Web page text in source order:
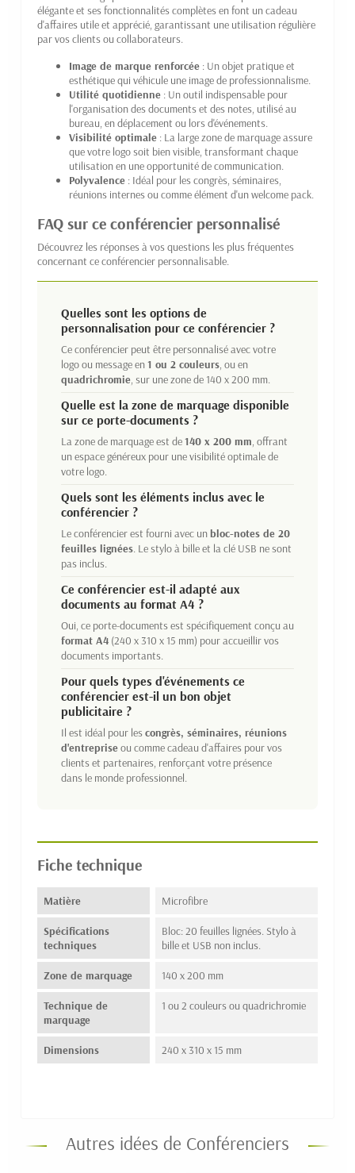
élégante et ses fonctionnalités complètes en font un cadeau
d'affaires utile et apprécié, garantissant une utilisation régulière
par vos clients ou collaborateurs.
Image de marque renforcée : Un objet pratique et
esthétique qui véhicule une image de professionnalisme.
Utilité quotidienne : Un outil indispensable pour
l'organisation des documents et des notes, utilisé au
bureau, en déplacement ou lors d'événements.
Visibilité optimale : La large zone de marquage assure
que votre logo soit bien visible, transformant chaque
utilisation en une opportunité de communication.
Polyvalence : Idéal pour les congrès, séminaires,
réunions internes ou comme élément d'un welcome pack.
FAQ sur ce conférencier personnalisé
Découvrez les réponses à vos questions les plus fréquentes
concernant ce conférencier personnalisable.
Quelles sont les options de
personnalisation pour ce conférencier ?
Ce conférencier peut être personnalisé avec votre
logo ou message en1 ou 2 couleurs, ou en
quadrichromie, sur une zone de 140 x 200 mm.
Quelle est la zone de marquage disponible
sur ce porte-documents ?
La zone de marquage est de140 x 200 mm, offrant
un espace généreux pour une visibilité optimale de
votre logo.
Quels sont les éléments inclus avec le
conférencier ?
Le conférencier est fourni avec unbloc-notes de 20
feuilles lignées. Le stylo à bille et la clé USB ne sont
pas inclus.
Ce conférencier est-il adapté aux
documents au format A4 ?
Oui, ce porte-documents est spécifiquement conçu au
format A4 (240 x 310 x 15 mm) pour accueillir vos
documents importants.
Pour quels types d'événements ce
conférencier est-il un bon objet
publicitaire ?
Il est idéal pour lescongrès, séminaires, réunions
d'entrepriseou comme cadeau d'affaires pour vos
clients et partenaires, renforçant votre présence
dans le monde professionnel.
Fiche technique
Matière Microfibre
Spécifications
techniques
Bloc: 20 feuilles lignées. Stylo à
bille et USB non inclus.
Zone de marquage 140 x 200 mm
Technique de
marquage
1 ou 2 couleurs ou quadrichromie
Dimensions 240 x 310 x 15 mm
Autres idées de Conférenciers